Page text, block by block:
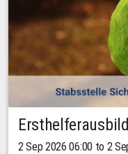
2 Sep 2026 06:00 to 2